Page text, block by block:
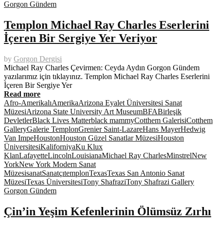
Gorgon Gündem
Templon Michael Ray Charles Eserlerini
İçeren Bir Sergiye Yer Veriyor
by Gorgon Dergisi
Michael Ray Charles Çevirmen: Ceyda Aydın Gorgon Gündem
yazılarımız için tıklayınız. Templon Michael Ray Charles Eserlerini
İçeren Bir Sergiye Yer
Read more
Afro-AmerikalıAmerikaArizona Eyalet Üniversitesi Sanat
MüzesiArizona State University Art MuseumBFABirleşik
DevletlerBlack Lives Matterblack mammyCotthem GalerisiCotthem
GalleryGalerie TemplonGrenier Saint-LazareHans MayerHedwig
Van ImpeHoustonHouston Güzel Sanatlar MüzesiHouston
ÜniversitesiKaliforniyaKu Klux
KlanLafayetteLincolnLouisianaMichael Ray CharlesMinstrelNew
YorkNew York Modern Sanat
MüzesisanatSanatçıtemplonTexasTexas San Antonio Sanat
MüzesiTexas ÜniversitesiTony ShafraziTony Shafrazi Gallery
Gorgon Gündem
Çin’in Yeşim Kefenlerinin Ölümsüz Zırhı